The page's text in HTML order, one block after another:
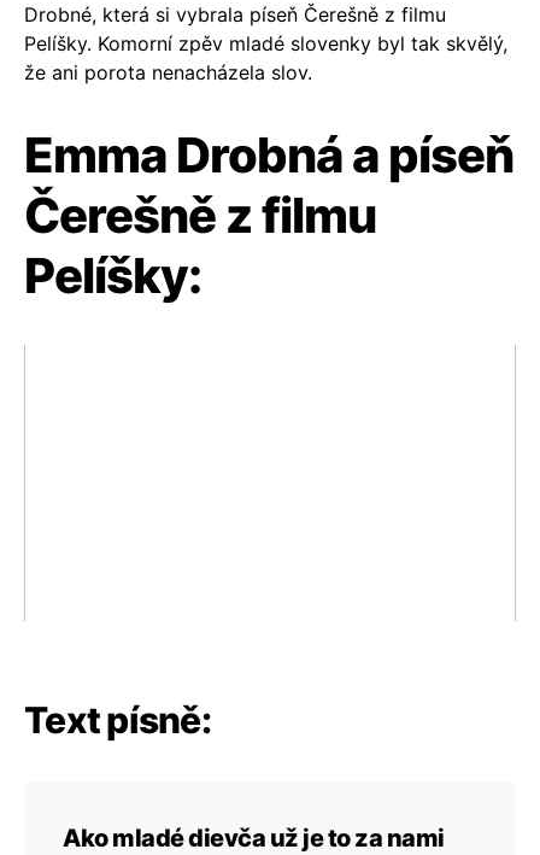
Drobné, která si vybrala píseň Čerešně z filmu
Pelíšky. Komorní zpěv mladé slovenky byl tak skvělý,
že ani porota nenacházela slov.
Emma Drobná a píseň
Čerešně z filmu
Pelíšky:
Text písně:
Ako mladé dievča už je to za nami